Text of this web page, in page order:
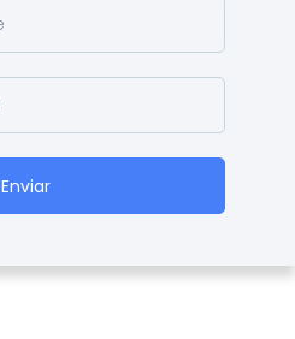
Enviar